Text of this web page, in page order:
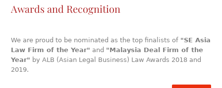
Awards and Recognition
We are proud to be nominated as the top finalists of "SE Asia
Law Firm of the Year" and "Malaysia Deal Firm of the
Year" by ALB (Asian Legal Business) Law Awards 2018 and
2019.